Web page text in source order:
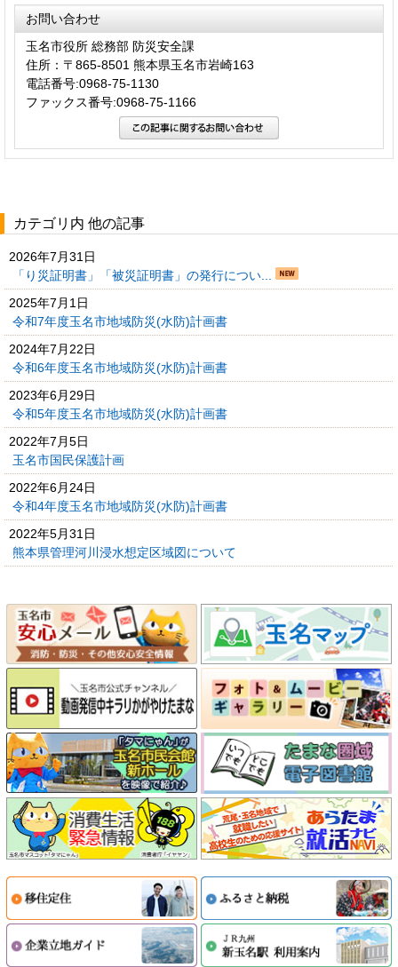
お問い合わせ
玉名市役所 総務部 防災安全課
住所：〒865-8501 熊本県玉名市岩崎163
電話番号:0968-75-1130
ファックス番号:0968-75-1166
カテゴリ内 他の記事
2026年7月31日
「り災証明書」「被災証明書」の発行につい...
2025年7月1日
令和7年度玉名市地域防災(水防)計画書
2024年7月22日
令和6年度玉名市地域防災(水防)計画書
2023年6月29日
令和5年度玉名市地域防災(水防)計画書
2022年7月5日
玉名市国民保護計画
2022年6月24日
令和4年度玉名市地域防災(水防)計画書
2022年5月31日
熊本県管理河川浸水想定区域図について